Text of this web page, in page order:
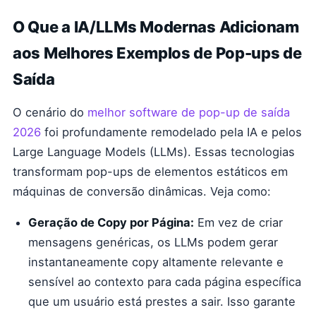
O Que a IA/LLMs Modernas Adicionam
aos Melhores Exemplos de Pop-ups de
Saída
O cenário do melhor software de pop-up de saída
2026 foi profundamente remodelado pela IA e pelos
Large Language Models (LLMs). Essas tecnologias
transformam pop-ups de elementos estáticos em
máquinas de conversão dinâmicas. Veja como:
Geração de Copy por Página: Em vez de criar
mensagens genéricas, os LLMs podem gerar
instantaneamente copy altamente relevante e
sensível ao contexto para cada página específica
que um usuário está prestes a sair. Isso garante